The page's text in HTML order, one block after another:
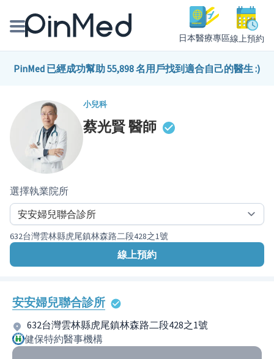
日本醫療專區線上預約
線上預約醫師、院所
醫師專欄專訪
健康主題館
PinMed 已經成功幫助 55,898 名用戶找到適合自己的醫生 :)
小兒科
蔡光賢醫師
選擇執業院所
632台灣雲林縣虎尾鎮林森路二段428之1號
線上預約
安安婦兒聯合診所
632台灣雲林縣虎尾鎮林森路二段428之1號
健保特約醫事機構